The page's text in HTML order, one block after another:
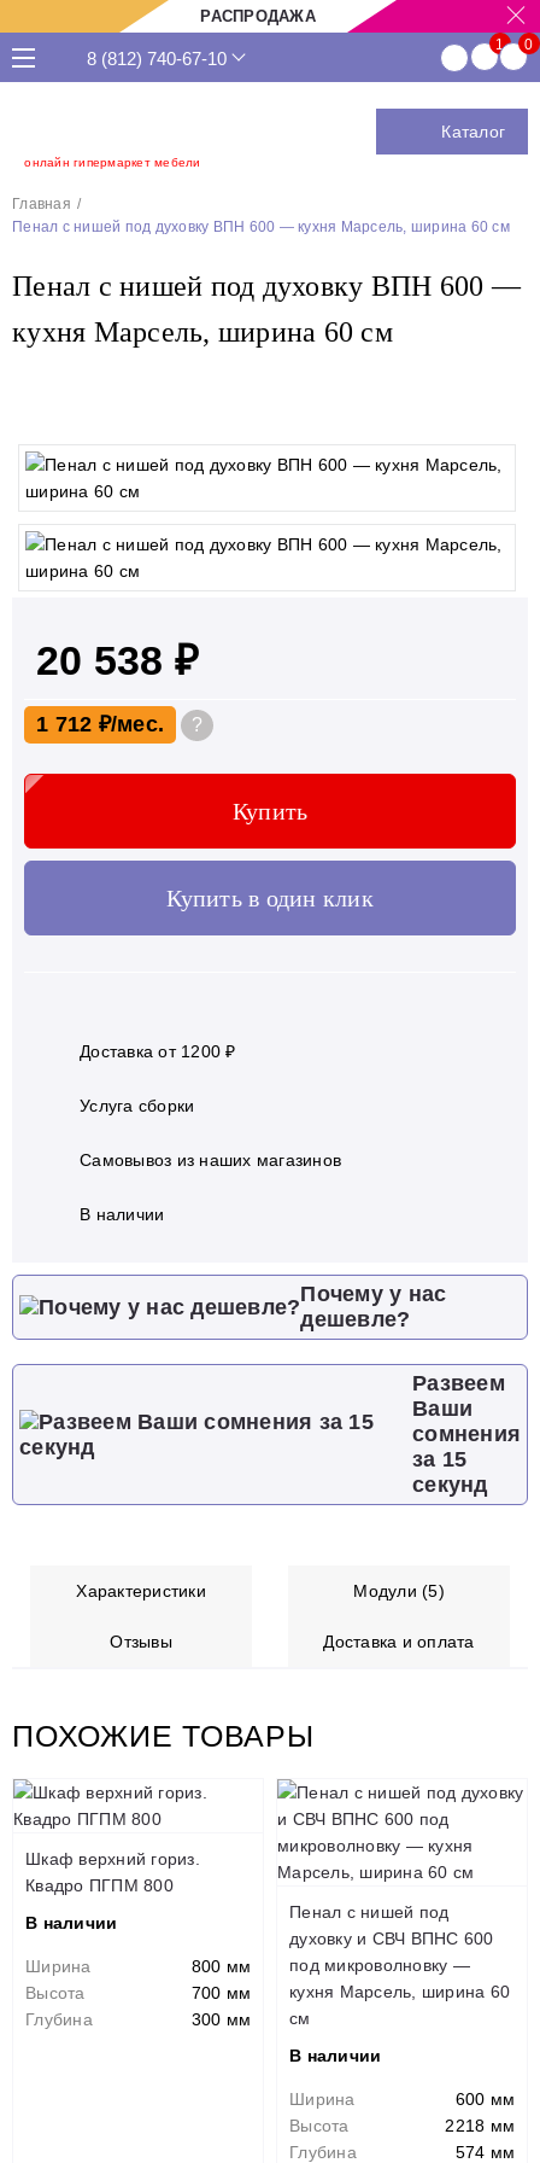
РАСПРОДАЖА
онлайн гипермаркет мебели
8 (812) 740-67-10
Каталог
Главная
Пенал с нишей под духовку ВПН 600 — кухня Марсель, ширина 60 см
Пенал с нишей под духовку ВПН 600 —
кухня Марсель, ширина 60 см
20 538 ₽
1 712 ₽ ?
Купить
Купить в один клик
Доставка от 1200 ₽
Услуга сборки
Самовывоз из наших магазинов
В наличии
Почему у нас
дешевле?
Развеем
Ваши
сомнения
за 15
секунд
Характеристики Модули (5)
Отзывы Доставка и оплата
ПОХОЖИЕ ТОВАРЫ
Шкаф верхний гориз.
Квадро ПГПМ 800
В наличии
Ширина
800 мм
Высота
700 мм
Глубина
300 мм
Пенал с нишей под
духовку и СВЧ ВПНС 600
под микроволновку —
кухня Марсель, ширина 60
см
В наличии
Ширина
600 мм
Высота
2218 мм
Глубина
574 мм